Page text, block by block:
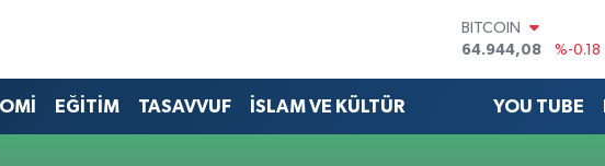
BITCOIN
64.944,08
%-0.18
EURO
55,2510
%0.32
EĞİTİM TASAVVUF İSLAM VE KÜLTÜR YOU TUBE